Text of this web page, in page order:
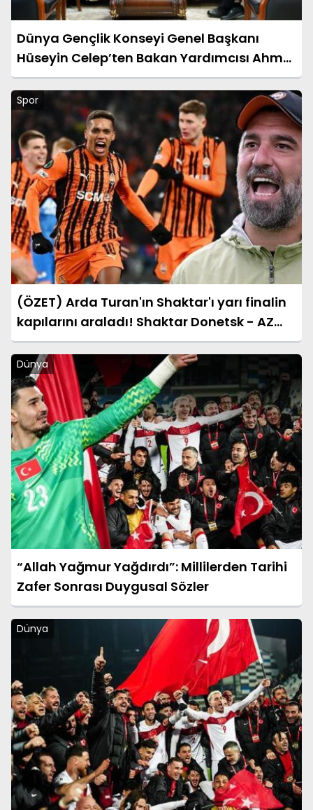
Dünya Gençlik Konseyi Genel Başkanı
Hüseyin Celep’ten Bakan Yardımcısı Ahmet
Aydın’a Ziyaret
Spor
(ÖZET) Arda Turan'ın Shaktar'ı yarı finalin
kapılarını araladı! Shaktar Donetsk - AZ
Alkmaar maçı sonucu: 3-0 (UEFA
Konferans Ligi)
Dünya
“Allah Yağmur Yağdırdı”: Millilerden Tarihi
Zafer Sonrası Duygusal Sözler
Dünya